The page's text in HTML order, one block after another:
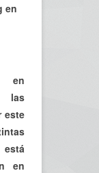
en
en
las
este
en